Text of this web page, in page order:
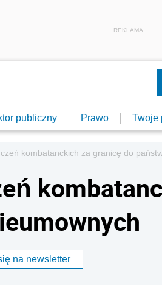
REKLAMA
publiczny Prawo Twoje
kombatanckich za granicę do
na newsletter